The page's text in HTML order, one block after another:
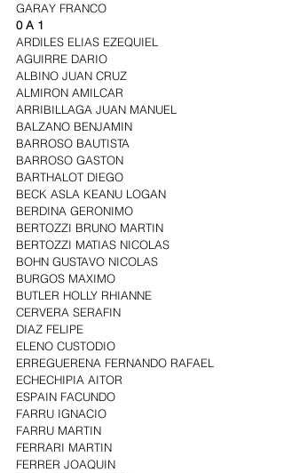
GARAY FRANCO
0 A 1
ARDILES ELIAS EZEQUIEL
AGUIRRE DARIO
ALBINO JUAN CRUZ
ALMIRON AMILCAR
ARRIBILLAGA JUAN MANUEL
BALZANO BENJAMIN
BARROSO BAUTISTA
BARROSO GASTON
BARTHALOT DIEGO
BECK ASLA KEANU LOGAN
BERDINA GERONIMO
BERTOZZI BRUNO MARTIN
BERTOZZI MATIAS NICOLAS
BOHN GUSTAVO NICOLAS
BURGOS MAXIMO
BUTLER HOLLY RHIANNE
CERVERA SERAFIN
DIAZ FELIPE
ELENO CUSTODIO
ERREGUERENA FERNANDO RAFAEL
ECHECHIPIA AITOR
ESPAIN FACUNDO
FARRU IGNACIO
FARRU MARTIN
FERRARI MARTIN
FERRER JOAQUIN